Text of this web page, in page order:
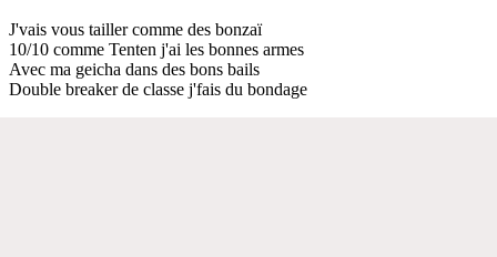
J'vais vous tailler comme des bonzaï
10/10 comme Tenten j'ai les bonnes armes
Avec ma geicha dans des bons bails
Double breaker de classe j'fais du bondage